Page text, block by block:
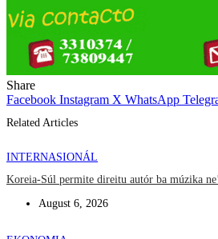
Share
Facebook Instagram X WhatsApp
Related Articles
INTERNASIONÁL
Koreia-Súl permite direitu autór ba múzika
August 6, 2026